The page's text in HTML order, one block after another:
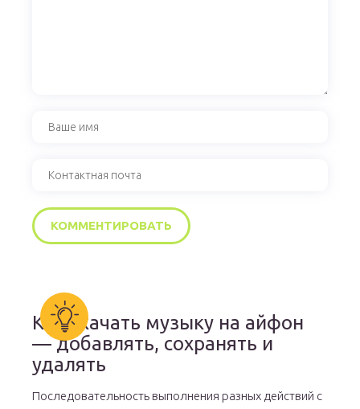
Как скачать музыку на айфон
— добавлять, сохранять и
удалять
Последовательность выполнения разных действий с